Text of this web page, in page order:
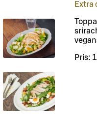
Extra
Pris: